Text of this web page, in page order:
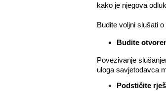
kako je njegova
Budite voljni slušati
Budite
Povezivanje
uloga savjetodavca
Podstičite